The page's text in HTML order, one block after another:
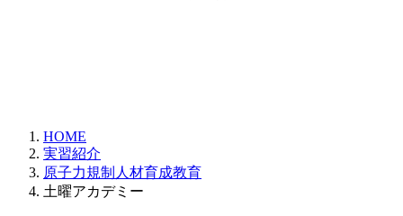
HOME
実習紹介
原子力規制人材育成教育
土曜アカデミー